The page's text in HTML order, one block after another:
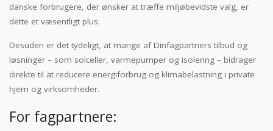
danske forbrugere, der ønsker at træffe miljøbevidste valg, er
dette et væsentligt plus.
Desuden er det tydeligt, at mange af Dinfagpartners tilbud og
løsninger – som solceller, varmepumper og isolering – bidrager
direkte til at reducere energiforbrug og klimabelastning i private
hjem og virksomheder.
For fagpartnere: